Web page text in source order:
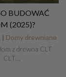
BUDOWAĆ
(2025)?
Domy drewniane
z drewna CLT
CLT…